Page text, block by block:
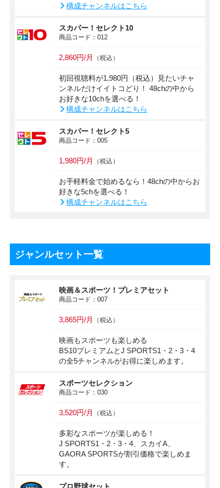
構成チャンネルはこちら
スカパー！セレクト10
商品コード：012
2,860円/月 （税込）
初回視聴料が1,980円（税込）見たいチャ
ンネルだけイイトコどり！ 48chの中から
お好きな10chを選べる！
構成チャンネルはこちら
スカパー！セレクト5
商品コード：005
1,980円/月 （税込）
お手軽料金で始めるなら！48chの中からお
好きな5chを選べる！
構成チャンネルはこちら
ジャンルセット一覧
映画＆スポーツ！プレミアセット
商品コード：007
3,865円/月 （税込）
映画もスポーツも楽しめる
BS10プレミアムとJ SPORTS1・2・3・4
の全5チャンネルがお得に楽しめます。
スポーツセレクション
商品コード：030
3,520円/月 （税込）
多彩なスポーツが楽しめる！
J SPORTS1・2・3・4、スカイA、
GAORA SPORTSが割引価格で楽しめま
す。
プロ野球セット